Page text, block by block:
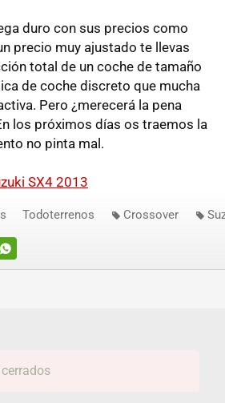
duro con sus precios como
precio muy ajustado te llevas
total de un coche de tamaño
de coche discreto que mucha
Pero ¿merecerá la pena
los próximos días os traemos la
no pinta mal.
SX4 2013
Todoterrenos Crossover